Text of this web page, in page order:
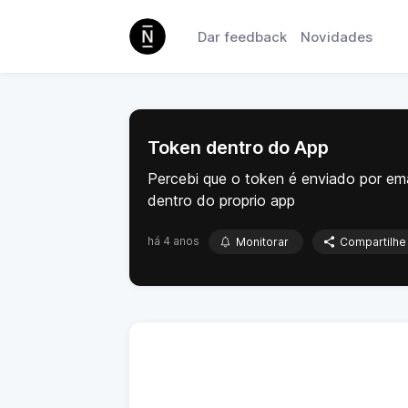
Dar feedback Novidades
Token dentro do App
Percebi que o token é enviado por
dentro do proprio app
há 4 anos Monitorar Compartilhe